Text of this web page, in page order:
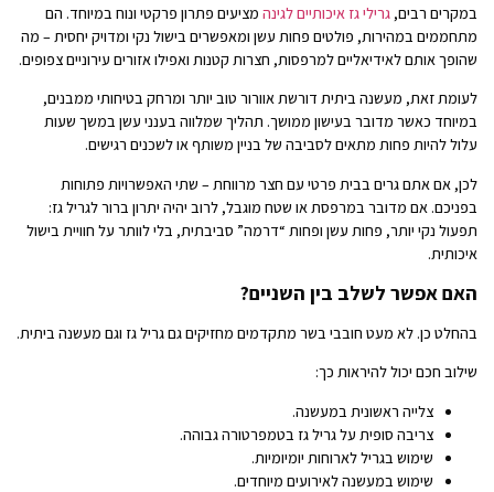
במקרים רבים, גרילי גז איכותיים לגינה מציעים פתרון פרקטי ונוח במיוחד. הם
מתחממים במהירות, פולטים פחות עשן ומאפשרים בישול נקי ומדויק יחסית – מה
שהופך אותם לאידיאליים למרפסות, חצרות קטנות ואפילו אזורים עירוניים צפופים.
לעומת זאת, מעשנה ביתית דורשת אוורור טוב יותר ומרחק בטיחותי ממבנים,
במיוחד כאשר מדובר בעישון ממושך. תהליך שמלווה בענני עשן במשך שעות
עלול להיות פחות מתאים לסביבה של בניין משותף או לשכנים רגישים.
לכן, אם אתם גרים בבית פרטי עם חצר מרווחת – שתי האפשרויות פתוחות
בפניכם. אם מדובר במרפסת או שטח מוגבל, לרוב יהיה יתרון ברור לגריל גז:
תפעול נקי יותר, פחות עשן ופחות “דרמה” סביבתית, בלי לוותר על חוויית בישול
איכותית.
האם אפשר לשלב בין השניים?
בהחלט כן. לא מעט חובבי בשר מתקדמים מחזיקים גם גריל גז וגם מעשנה ביתית.
שילוב חכם יכול להיראות כך:
צלייה ראשונית במעשנה.
צריבה סופית על גריל גז בטמפרטורה גבוהה.
שימוש בגריל לארוחות יומיומיות.
שימוש במעשנה לאירועים מיוחדים.